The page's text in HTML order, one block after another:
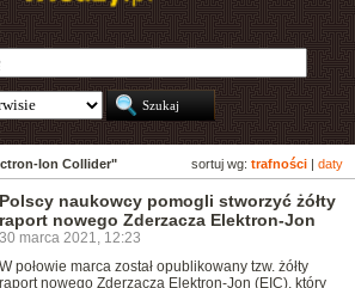
sortuj wg: trafności daty
Ion Collider"
Polscy naukowcy pomogli stworzyć żółty
raport nowego Zderzacza Elektron-Jon
30 marca 2021, 12:23
W połowie marca został opublikowany tzw. żółty
raport nowego Zderzacza Elektron-Jon (EIC), który